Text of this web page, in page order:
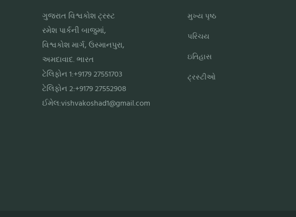
ગુજરાત વિશ્વકોશ ટ્રસ્ટ
રમેશ પાર્કની બાજુમાં,
વિશ્વકોશ માર્ગ, ઉસ્માનપુરા,
અમદાવાદ. ભારત
ટેલિફોન 1:+9179 27551703
ટેલિફોન 2:+9179 27552908
ઈમેલ:vishvakoshad1@gmail.com
મુખ્ય પૃષ્ઠ
પરિચય
ઇતિહાસ
ટ્રસ્ટીઓ